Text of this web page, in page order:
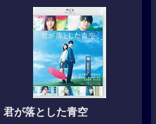
君が落とした青空